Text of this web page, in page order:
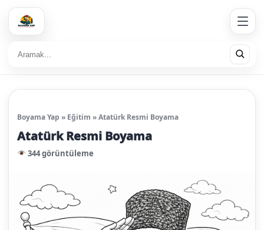
Boyama Yap » Eğitim »Atatürk Resmi Boyama
Atatürk Resmi Boyama
344 görüntüleme